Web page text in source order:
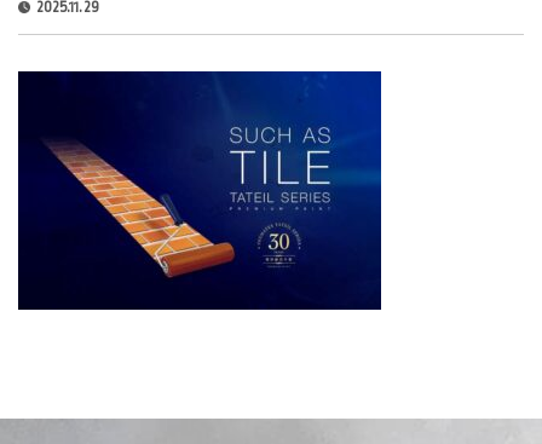
2025.11.29